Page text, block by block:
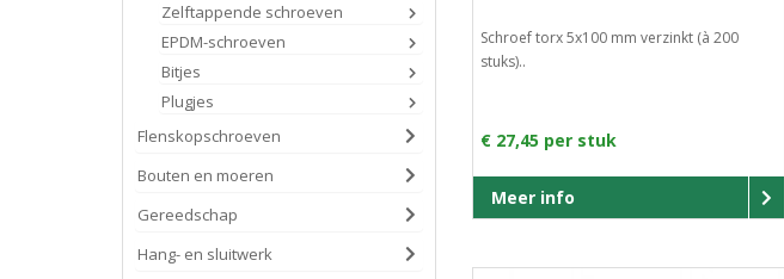
Zelftappende schroeven
EPDM-schroeven
Bitjes
Plugjes
Flenskopschroeven
Bouten en moeren
Gereedschap
Hang- en sluitwerk
Schroef torx 5x100 mm verzinkt (à 200
stuks)..
€ 27,45 per stuk
Meer info